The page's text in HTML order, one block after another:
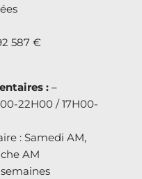
587 €
: –
22H00 / 17H00-
: Samedi AM,
AM